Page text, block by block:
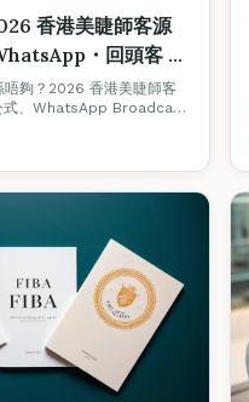
香港美睫師客源
・回頭客 8
唔夠？2026 香港美睫師客
式、WhatsApp Broadcast
坑。新手 3 個月內穩定 1